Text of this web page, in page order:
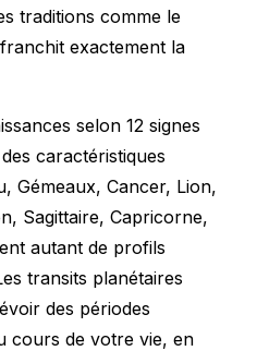
traditions comme le
exactement la
selon 12 signes
caractéristiques
Gémeaux, Cancer, Lion,
Sagittaire, Capricorne,
autant de profils
transits planétaires
des périodes
cours de votre vie, en